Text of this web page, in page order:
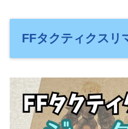
FFタクティクスリ